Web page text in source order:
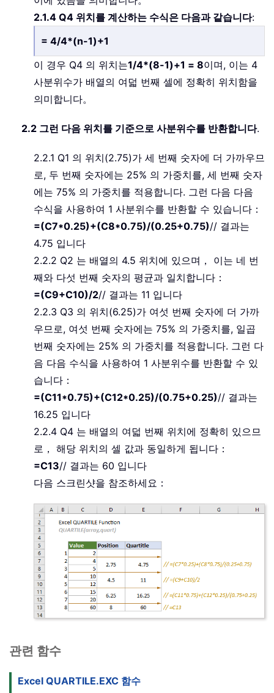
2.1.4 Q4 위치를 계산하는 수식은 다음과 같습니다:
= 4/4*(n-1)+1
이 경우 Q4 의 위치는1/4*(8-1)+1 = 8이며, 이는 4
사분위수가 배열의 여덟 번째 셀에 정확히 위치함을
의미합니다。
2.2 그런 다음 위치를 기준으로 사분위수를 반환합니다.
2.2.1 Q1 의 위치(2.75)가 세 번째 숫자에 더 가까우므
로, 두 번째 숫자에는 25% 의 가중치를, 세 번째 숫자
에는 75% 의 가중치를 적용합니다. 그런 다음 다음
수식을 사용하여 1 사분위수를 반환할 수 있습니다：
=(C7*0.25)+(C8*0.75)/(0.25+0.75)// 결과는
4.75 입니다
2.2.2 Q2 는 배열의 4.5 위치에 있으며， 이는 네 번
째와 다섯 번째 숫자의 평균과 일치합니다：
=(C9+C10)/2// 결과는 11 입니다
2.2.3 Q3 의 위치(6.25)가 여섯 번째 숫자에 더 가까
우므로, 여섯 번째 숫자에는 75% 의 가중치를, 일곱
번째 숫자에는 25% 의 가중치를 적용합니다. 그런 다
음 다음 수식을 사용하여 1 사분위수를 반환할 수 있
습니다：
=(C11*0.75)+(C12*0.25)/(0.75+0.25)// 결과는
16.25 입니다
2.2.4 Q4 는 배열의 여덟 번째 위치에 정확히 있으므
로， 해당 위치의 셀 값과 동일하게 됩니다：
=C13// 결과는 60 입니다
다음 스크린샷을 참조하세요：
관련 함수
Excel QUARTILE.EXC 함수